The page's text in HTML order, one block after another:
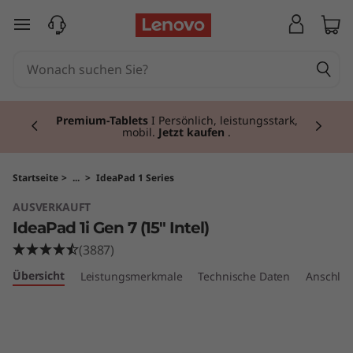
a
d
1
zum Hauptinhalt springen
Premium-Tablets I Persönlich, leistungsstark,
mobil. Jetzt kaufen .
Startseite > ... > IdeaPad 1 Series
AUSVERKAUFT
IdeaPad 1i Gen 7 (15" Intel)
(3887)
Übersicht Leistungsmerkmale Technische Daten